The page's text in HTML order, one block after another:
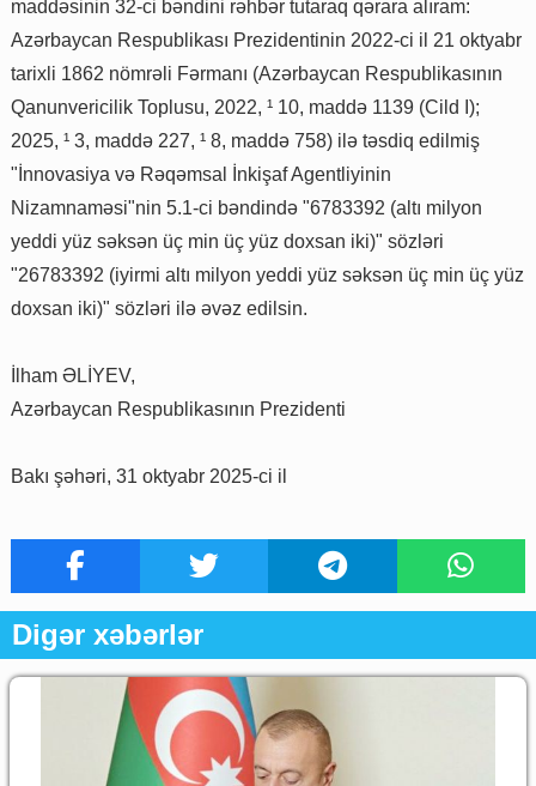
maddəsinin 32-ci bəndini rəhbər tutaraq qərara alıram:
Azərbaycan Respublikası Prezidentinin 2022-ci il 21 oktyabr
tarixli 1862 nömrəli Fərmanı (Azərbaycan Respublikasının
Qanunvericilik Toplusu, 2022, ¹ 10, maddə 1139 (Cild I);
2025, ¹ 3, maddə 227, ¹ 8, maddə 758) ilə təsdiq edilmiş
"İnnovasiya və Rəqəmsal İnkişaf Agentliyinin
Nizamnaməsi"nin 5.1-ci bəndində "6783392 (altı milyon
yeddi yüz səksən üç min üç yüz doxsan iki)" sözləri
"26783392 (iyirmi altı milyon yeddi yüz səksən üç min üç yüz
doxsan iki)" sözləri ilə əvəz edilsin.
İlham ƏLİYEV,
Azərbaycan Respublikasının Prezidenti
Bakı şəhəri, 31 oktyabr 2025-ci il
Digər xəbərlər